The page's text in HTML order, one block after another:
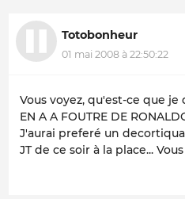
Totobonheur
01 mai 2008 à 22:50:22
Vous voyez, qu'est-ce que je
EN A A FOUTRE DE
J'aurai preferé un
JT de ce soir à la place...